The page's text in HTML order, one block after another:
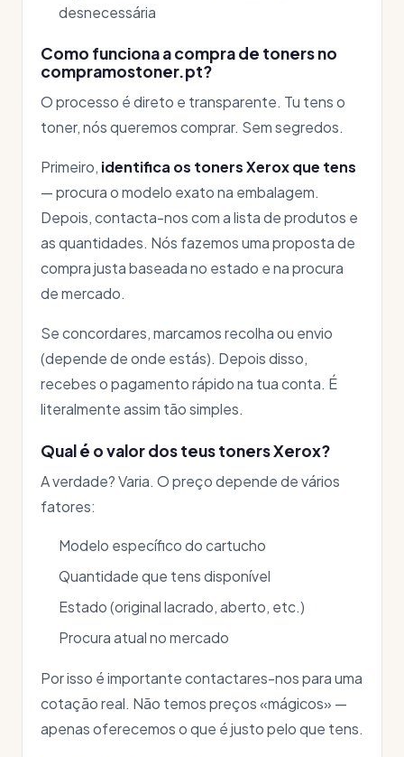
desnecessária
Como funciona a compra de toners no
compramostoner.pt?
O processo é direto e transparente. Tu tens o
toner, nós queremos comprar. Sem segredos.
Primeiro, identifica os toners Xerox que tens
— procura o modelo exato na embalagem.
Depois, contacta-nos com a lista de produtos e
as quantidades. Nós fazemos uma proposta de
compra justa baseada no estado e na procura
de mercado.
Se concordares, marcamos recolha ou envio
(depende de onde estás). Depois disso,
recebes o pagamento rápido na tua conta. É
literalmente assim tão simples.
Qual é o valor dos teus toners Xerox?
A verdade? Varia. O preço depende de vários
fatores:
Modelo específico do cartucho
Quantidade que tens disponível
Estado (original lacrado, aberto, etc.)
Procura atual no mercado
Por isso é importante contactares-nos para uma
cotação real. Não temos preços «mágicos» —
apenas oferecemos o que é justo pelo que tens.